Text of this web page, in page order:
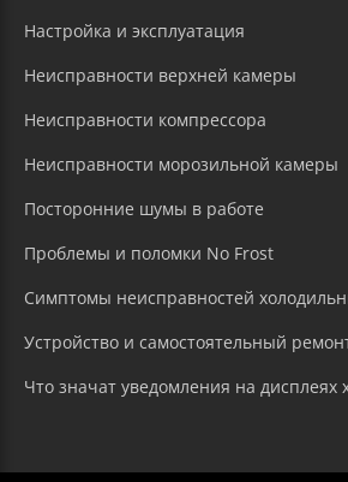
Настройка и эксплуатация
Неисправности верхней камеры
Неисправности компрессора
Неисправности морозильной камеры
Посторонние шумы в работе
Проблемы и поломки No Frost
Симптомы неисправностей
Устройство и самостоятельный
Что значат уведомления на дисплеях